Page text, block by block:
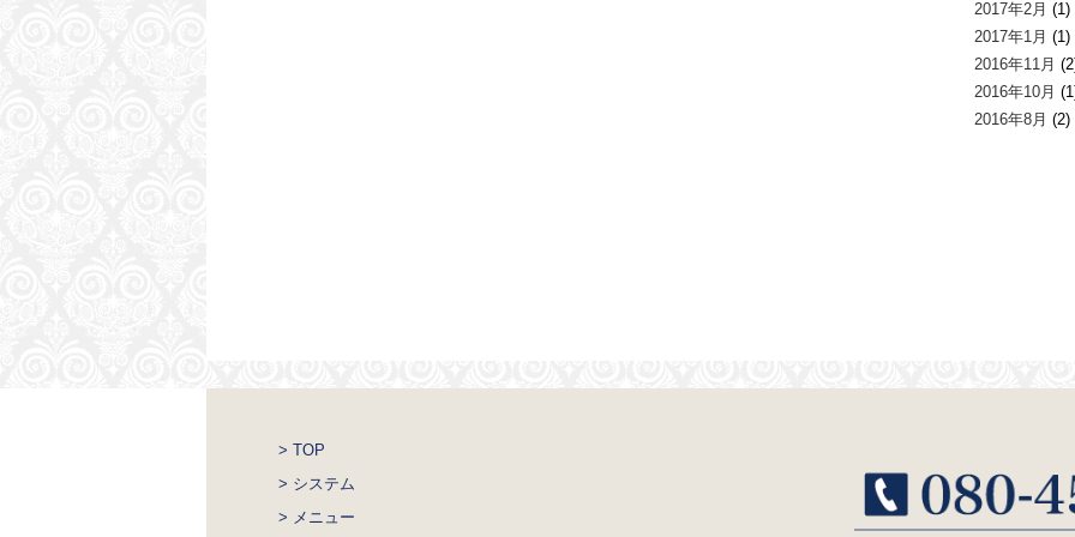
2017年2月 (1)
2017年1月 (1)
2016年11月
2016年10月
2016年8月 (2)
> TOP
> システム
> メニュー